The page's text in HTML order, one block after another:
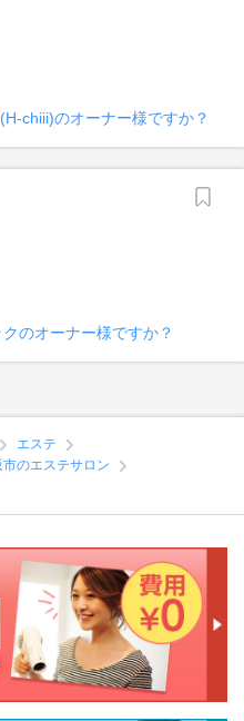
のオーナー様ですか？
のオーナー様ですか？
エステ
のエステサロン